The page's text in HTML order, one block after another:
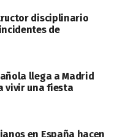
disciplinario
de
llega a Madrid
vivir una fiesta
en España hacen